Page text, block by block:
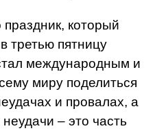
который
третью пятницу
международным и
миру поделиться
и провалах, а
– это часть